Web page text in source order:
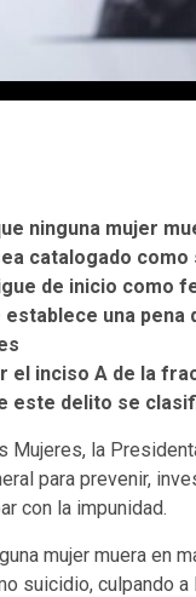
ninguna mujer
catalogado como
de inicio como
una pena
inciso A de la
este delito se
la
para prevenir,
con la impunidad.
mujer muera en
suicidio, culpando